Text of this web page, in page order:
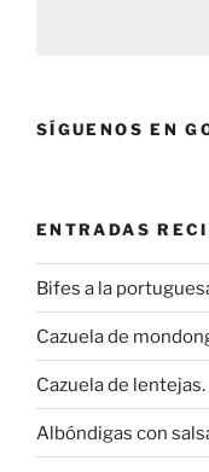
SÍGUENOS EN
ENTRADAS
Bifes a la
Cazuela de
Cazuela de lentejas.
Albóndigas con